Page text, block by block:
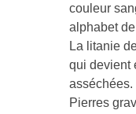
couleur
alphabet
La litanie
qui devient
asséchées.
Pierres